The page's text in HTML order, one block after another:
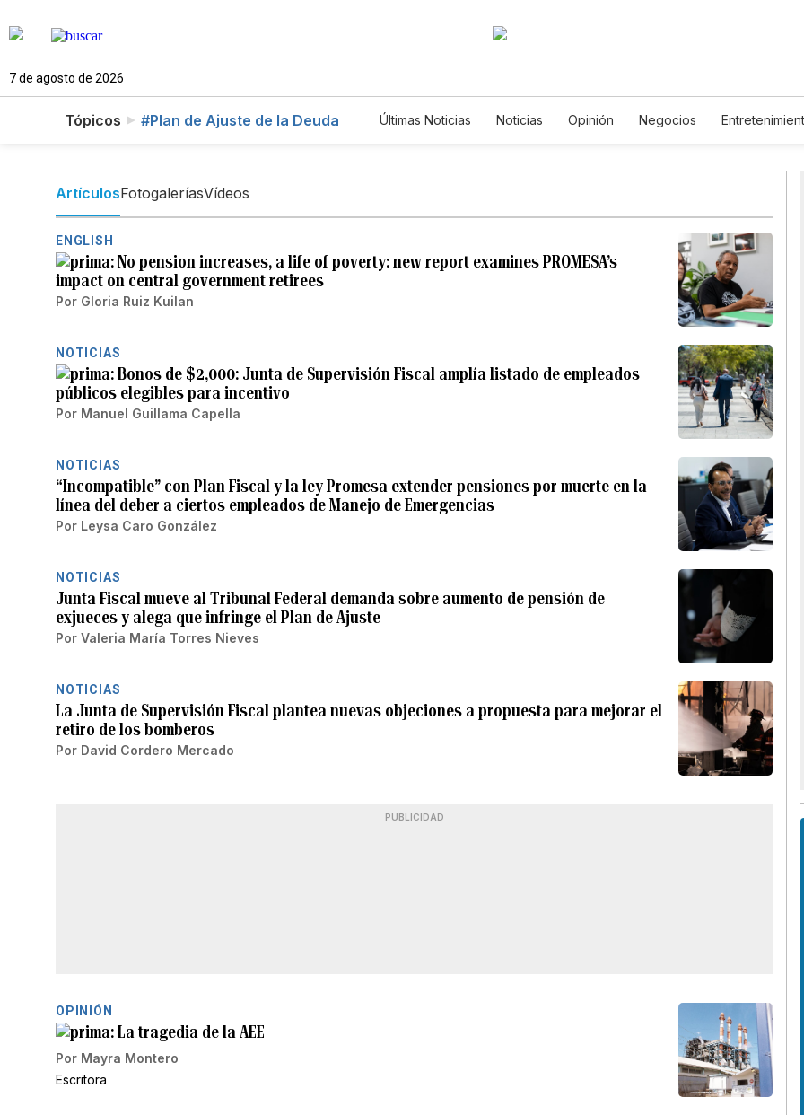
7 de agosto de 2026
Tópicos #Plan de Ajuste de la Deuda Últimas Noticias Noticias Opinión Negocios
ArtículosFotogaleríasVídeos
ENGLISH
No pension increases, a life of poverty: new report examines PROMESA’s
impact on central government retirees
Por Gloria Ruiz Kuilan
NOTICIAS
Bonos de $2,000: Junta de Supervisión Fiscal amplía listado de empleados
públicos elegibles para incentivo
Por Manuel Guillama Capella
NOTICIAS
“Incompatible” con Plan Fiscal y la ley Promesa extender pensiones por muerte en la
línea del deber a ciertos empleados de Manejo de Emergencias
Por Leysa Caro González
NOTICIAS
Junta Fiscal mueve al Tribunal Federal demanda sobre aumento de pensión de
exjueces y alega que infringe el Plan de Ajuste
Por Valeria María Torres Nieves
NOTICIAS
La Junta de Supervisión Fiscal plantea nuevas objeciones a propuesta para mejorar el
retiro de los bomberos
Por David Cordero Mercado
PUBLICIDAD
OPINIÓN
La tragedia de la AEE
Por Mayra Montero
Escritora